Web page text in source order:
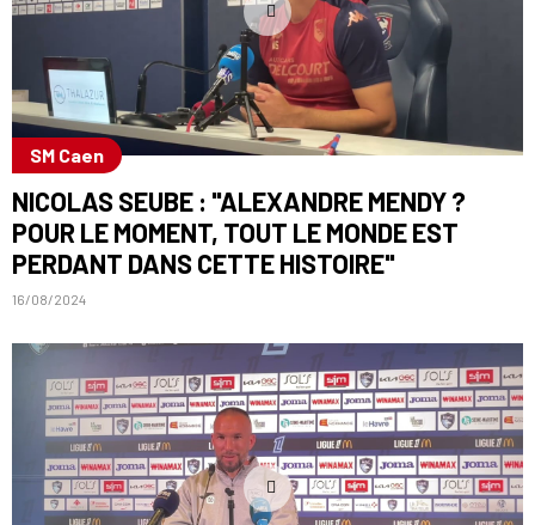
SM Caen
NICOLAS SEUBE : "ALEXANDRE MENDY ?
POUR LE MOMENT, TOUT LE MONDE EST
PERDANT DANS CETTE HISTOIRE"
16/08/2024